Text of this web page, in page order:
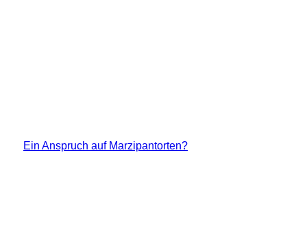
Ein Anspruch auf Marzipantorten?